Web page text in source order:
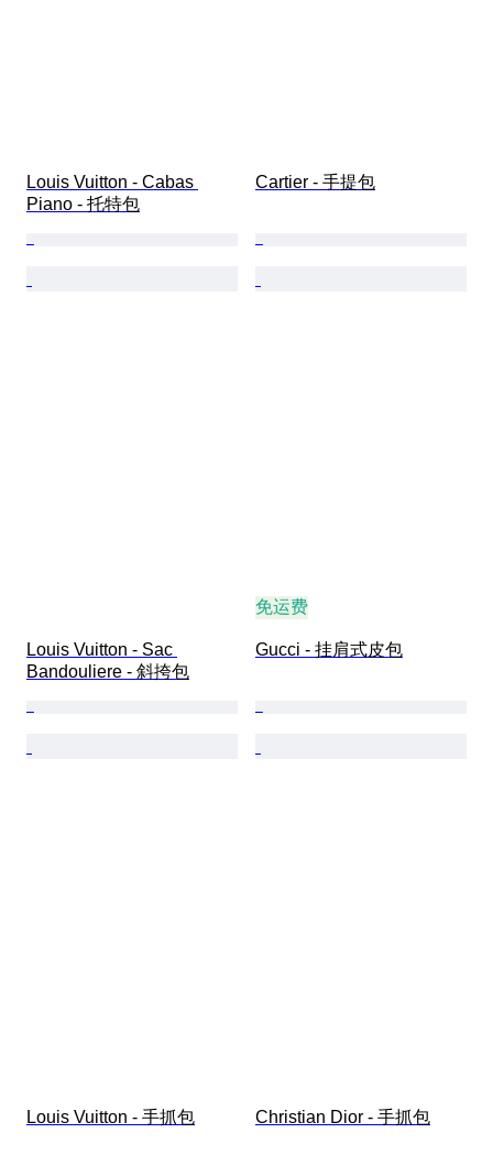
Louis Vuitton - Cabas
Piano - 托特包
Cartier - 手提包
Louis Vuitton - Sac
Bandouliere - 斜挎包
免运费
Gucci - 挂肩式皮包
Louis Vuitton - 手抓包 Christian Dior - 手抓包